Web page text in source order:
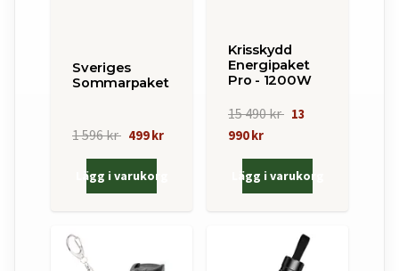
Sveriges
Sommarpaket
1 596 kr 499 kr
Lägg i varukorg
Krisskydd
Energipaket
Pro - 1200W
15 490 kr 13
990 kr
Lägg i varukorg